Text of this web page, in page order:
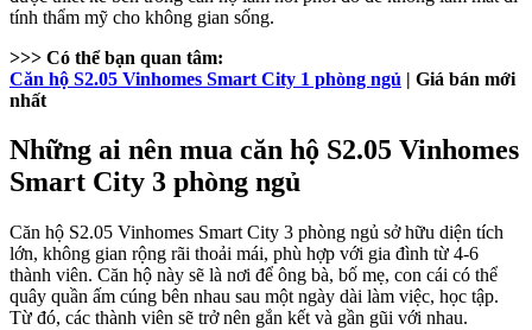
tính thẩm mỹ cho không gian sống.
>>> Có thể bạn quan tâm:
Căn hộ S2.05 Vinhomes Smart City 1 phòng ngủ | Giá bán mới
nhất
Những ai nên mua căn hộ S2.05 Vinhomes
Smart City 3 phòng ngủ
Căn hộ S2.05 Vinhomes Smart City 3 phòng ngủ sở hữu diện tích
lớn, không gian rộng rãi thoải mái, phù hợp với gia đình từ 4-6
thành viên. Căn hộ này sẽ là nơi để ông bà, bố mẹ, con cái có thể
quây quần ấm cúng bên nhau sau một ngày dài làm việc, học tập.
Từ đó, các thành viên sẽ trở nên gắn kết và gần gũi với nhau.